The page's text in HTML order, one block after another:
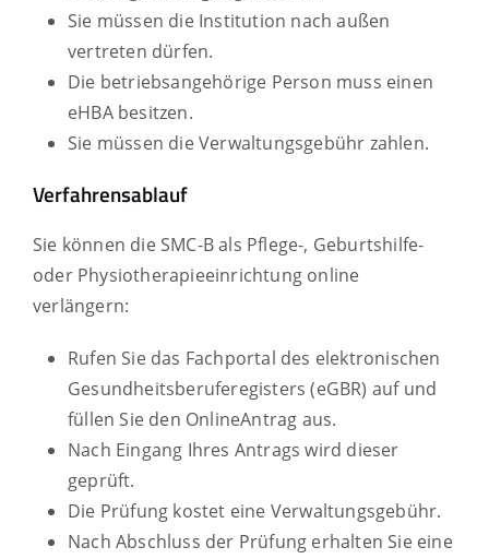
Sie müssen die Institution nach außen
vertreten dürfen.
Die betriebsangehörige Person muss einen
eHBA besitzen.
Sie müssen die Verwaltungsgebühr zahlen.
Verfahrensablauf
Sie können die SMC-B als Pflege-, Geburtshilfe-
oder Physiotherapieeinrichtung online
verlängern:
Rufen Sie das Fachportal des elektronischen
Gesundheitsberuferegisters (eGBR) auf und
füllen Sie den OnlineAntrag aus.
Nach Eingang Ihres Antrags wird dieser
geprüft.
Die Prüfung kostet eine Verwaltungsgebühr.
Nach Abschluss der Prüfung erhalten Sie eine